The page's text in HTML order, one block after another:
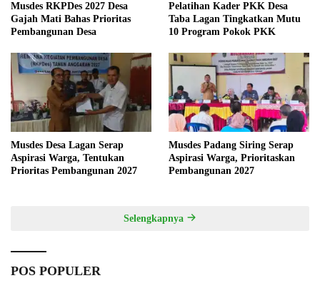
Musdes RKPDes 2027 Desa
Gajah Mati Bahas Prioritas
Pembangunan Desa
Pelatihan Kader PKK Desa
Taba Lagan Tingkatkan Mutu
10 Program Pokok PKK
Musdes Desa Lagan Serap
Aspirasi Warga, Tentukan
Prioritas Pembangunan 2027
Musdes Padang Siring Serap
Aspirasi Warga, Prioritaskan
Pembangunan 2027
Selengkapnya
POS POPULER